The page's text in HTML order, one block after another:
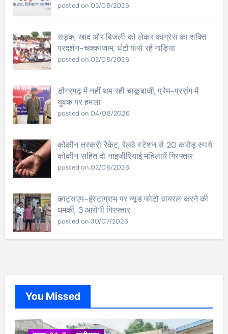
posted on 03/08/2026
सड़क, खाद और बिजली को लेकर कांग्रेस का शक्ति
प्रदर्शन-चक्काजाम, घंटो फंसे रहे गाड़िया
posted on 02/08/2026
डोंगरगढ़ में नहीं थम रही चाकूबाजी, प्रेम-प्रसंग में
युवक पर हमला
posted on 04/08/2026
कोकीन तस्करी रैकेट, रेलवे स्टेशन से 20 करोड़ रुपये
कोकीन सहित दो नाइजीरियाई महिलायें गिरफ्तार
posted on 02/08/2026
व्हाट्सएप-इंस्टाग्राम पर न्यूड फोटो वायरल करने की
धमकी, 3 आरोपी गिरफ्तार
posted on 30/07/2026
You Missed